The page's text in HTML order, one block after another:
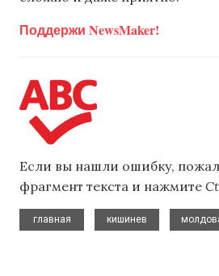
Поддержи NewsMaker!
Если вы нашли ошибку,
фрагмент текста и нажмите
главная
кишинев